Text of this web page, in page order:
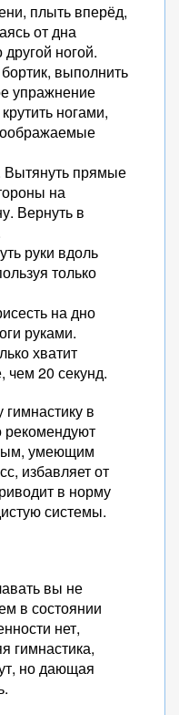
плыть вперёд,
от дна
ногой.
выполнить
упражнение
ногами,
Вытянуть прямые
на
Вернуть в
руки вдоль
только
на дно
руками.
хватит
чем 20 секунд.
в
рекомендуют
умеющим
избавляет от
в норму
системы.
вы не
в состоянии
нет,
гимнастика,
но дающая